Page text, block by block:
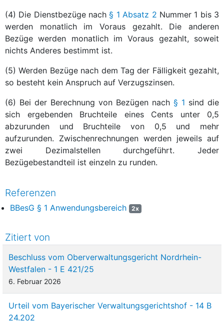
(4) Die Dienstbezüge nach§ 1 Absatz 2 Nummer 1 bis 3
werden monatlich im Voraus gezahlt. Die anderen
Bezüge werden monatlich im Voraus gezahlt, soweit
nichts Anderes bestimmt ist.
(5) Werden Bezüge nach dem Tag der Fälligkeit gezahlt,
so besteht kein Anspruch auf Verzugszinsen.
(6) Bei der Berechnung von Bezügen nach § 1 sind die
sich ergebenden Bruchteile eines Cents unter 0,5
abzurunden und Bruchteile von 0,5 und mehr
aufzurunden. Zwischenrechnungen werden jeweils auf
zwei Dezimalstellen durchgeführt. Jeder
Bezügebestandteil ist einzeln zu runden.
Referenzen
BBesG § 1 Anwendungsbereich 2x
Zitiert von
Beschluss vom Oberverwaltungsgericht Nordrhein-
Westfalen - 1 E 421/25
6. Februar 2026
Urteil vom Bayerischer Verwaltungsgerichtshof - 14 B
24.202